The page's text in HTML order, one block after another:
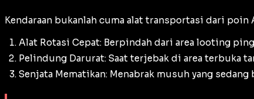
Kendaraan bukanlah cuma alat transportasi dari
Alat Rotasi Cepat: Berpindah dari area looting
Pelindung Darurat: Saat terjebak di area terbuka
Senjata Mematikan: Menabrak musuh yang